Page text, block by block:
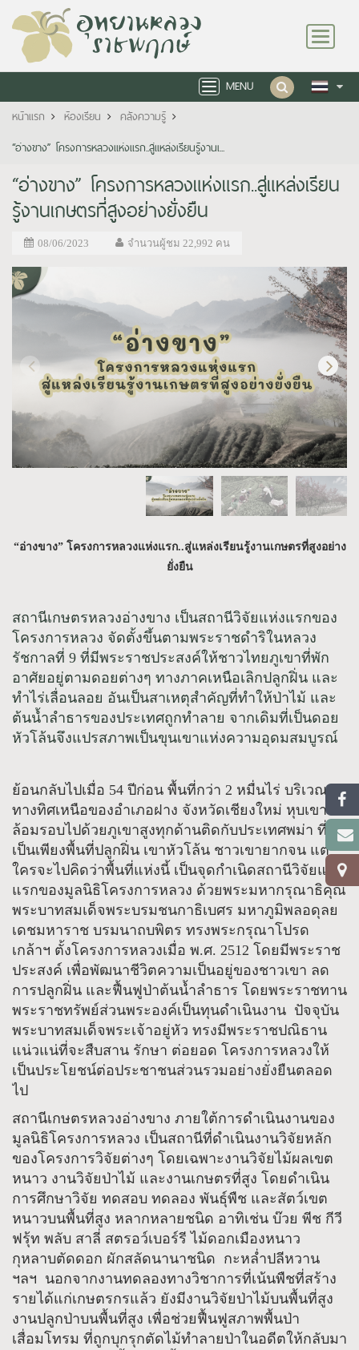
Toggle
navigation
MENU
Toggle
navigation
หน้าแรก ห้องเรียน
คลังความรู้
“อ่างขาง” โครงการหลวงแห่งแรก..สู่แหล่งเรียนรู้งานเ...
“อ่างขาง” โครงการหลวงแห่งแรก..สู่แหล่งเรียน
รู้งานเกษตรที่สูงอย่างยั่งยืน
08/06/2023 จำนวนผู้ชม 22,992 คน
“อ่างขาง” โครงการหลวงแห่งแรก..สู่แหล่งเรียนรู้งานเกษตรที่สูงอย่าง
ยั่งยืน
สถานีเกษตรหลวงอ่างขาง เป็นสถานีวิจัยแห่งแรกของ
โครงการหลวง จัดตั้งขึ้นตามพระราชดำริในหลวง
รัชกาลที่ 9 ที่มีพระราชประสงค์ให้ชาวไทยภูเขาที่พัก
อาศัยอยู่ตามดอยต่างๆ ทางภาคเหนือเลิกปลูกฝิ่น และ
ทำไร่เลื่อนลอย อันเป็นสาเหตุสำคัญที่ทำให้ป่าไม้ และ
ต้นน้ำลำธารของประเทศถูกทำลาย จากเดิมที่เป็นดอย
หัวโล้นจึงแปรสภาพเป็นขุนเขาแห่งความอุดมสมบูรณ์
ย้อนกลับไปเมื่อ 54 ปีก่อน พื้นที่กว่า 2 หมื่นไร่ บริเวณ
ทางทิศเหนือของอำเภอฝาง จังหวัดเชียงใหม่ หุบเขาที่
ล้อมรอบไปด้วยภูเขาสูงทุกด้านติดกับประเทศพม่า ที่นี่
เป็นเพียงพื้นที่ปลูกฝิ่น เขาหัวโล้น ชาวเขายากจน แต่
ใครจะไปคิดว่าพื้นที่แห่งนี้ เป็นจุดกำเนิดสถานีวิจัยแห่ง
แรกของมูลนิธิโครงการหลวง ด้วยพระมหากรุณาธิคุณ
พระบาทสมเด็จพระบรมชนกาธิเบศร มหาภูมิพลอดุลย
เดชมหาราช บรมนาถบพิตร ทรงพระกรุณาโปรด
เกล้าฯ ตั้งโครงการหลวงเมื่อ พ.ศ. 2512 โดยมีพระราช
ประสงค์ เพื่อพัฒนาชีวิตความเป็นอยู่ของชาวเขา ลด
การปลูกฝิ่น และฟื้นฟูป่าต้นน้ำลำธาร โดยพระราชทาน
พระราชทรัพย์ส่วนพระองค์เป็นทุนดำเนินงาน ปัจจุบัน
พระบาทสมเด็จพระเจ้าอยู่หัว ทรงมีพระราชปณิธาน
แน่วแน่ที่จะสืบสาน รักษา ต่อยอด โครงการหลวงให้
เป็นประโยชน์ต่อประชาชนส่วนรวมอย่างยั่งยืนตลอด
ไป
สถานีเกษตรหลวงอ่างขาง ภายใต้การดำเนินงานของ
มูลนิธิโครงการหลวง เป็นสถานีที่ดำเนินงานวิจัยหลัก
ของโครงการวิจัยต่างๆ โดยเฉพาะงานวิจัยไม้ผลเขต
หนาว งานวิจัยป่าไม้ และงานเกษตรที่สูง โดยดำเนิน
การศึกษาวิจัย ทดสอบ ทดลอง พันธุ์พืช และสัตว์เขต
หนาวบนพื้นที่สูง หลากหลายชนิด อาทิเช่น บ๊วย พีช กีวี
ฟรุ้ท พลับ สาลี่ สตรอว์เบอร์รี ไม้ดอกเมืองหนาว
กุหลาบตัดดอก ผักสลัดนานาชนิด กะหล่ำปลีหวาน
ฯลฯ นอกจากงานทดลองทางวิชาการที่เน้นพืชที่สร้าง
รายได้แก่เกษตรกรแล้ว ยังมีงานวิจัยป่าไม้บนพื้นที่สูง
งานปลูกป่าบนพื้นที่สูง เพื่อช่วยฟื้นฟูสภาพพื้นป่า
เสื่อมโทรม ที่ถูกบุกรุกตัดไม้ทำลายป่าในอดีตให้กลับมา